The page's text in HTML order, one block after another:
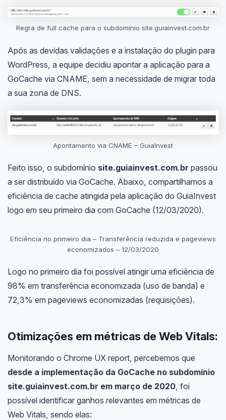
Regra de full cache para o subdomínio site.guiainvest.com.br
Após as devidas validações e a instalação do plugin para
WordPress, a equipe decidiu apontar a aplicação para a
GoCache via CNAME, sem a necessidade de migrar toda
a sua zona de DNS.
Apontamento via CNAME – GuiaInvest
Feito isso, o subdomínio site.guiainvest.com.br passou
a ser distribuído via GoCache. Abaixo, compartilhamos a
eficiência de cache atingida pela aplicação do GuiaInvest
logo em seu primeiro dia com GoCache (12/03/2020).
Eficiência no primeiro dia – Transferência reduzida e pageviews
economizados – 12/03/2020
Logo no primeiro dia foi possível atingir uma eficiência de
98% em transferência economizada (uso de banda) e
72,3% em pageviews economizadas (requisições).
Otimizações em métricas de Web Vitals:
Monitorando o Chrome UX report, percebemos que
desde a implementação da GoCache no subdomínio
site.guiainvest.com.br em março de 2020, foi
possível identificar ganhos relevantes em métricas de
Web Vitals, sendo elas: